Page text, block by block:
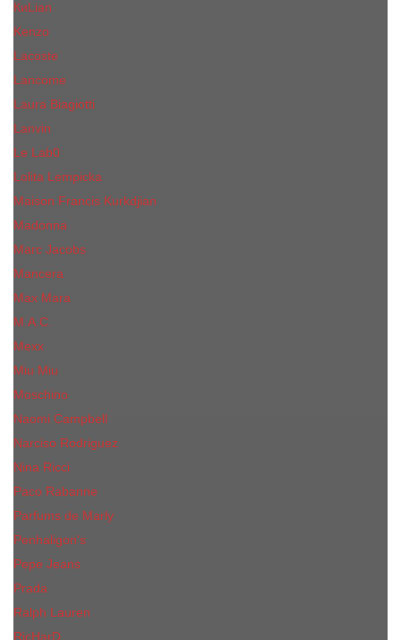
КиLian
Kenzo
Lacoste
Lancome
Laura Biagiotti
Lanvin
Lе Lab0
Lolita Lempicka
Maison Francis Kurkdjian
Madonna
Marc Jacobs
Mancera
Max Mara
M.А.C.
Mexx
Miu Miu
Mоsсhino
Naomi Campbell
Narciso Rodriguez
Nina Ricci
Paco Rabanne
Parfums de Marly
Penhaligon's
Pepe Jeans
Prada
Ralph Lauren
RicHarD